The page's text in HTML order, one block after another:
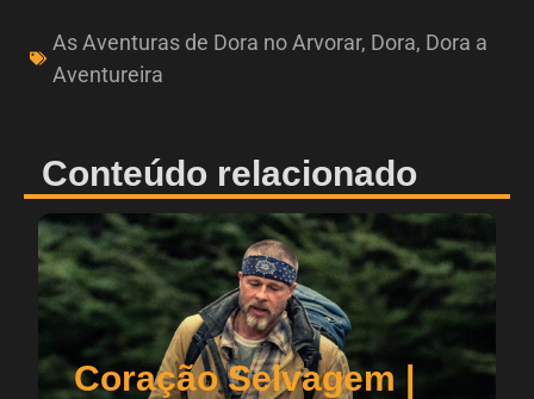
As Aventuras de Dora no Arvorar, Dora, Dora a
Aventureira
Conteúdo relacionado
Coração Selvagem |